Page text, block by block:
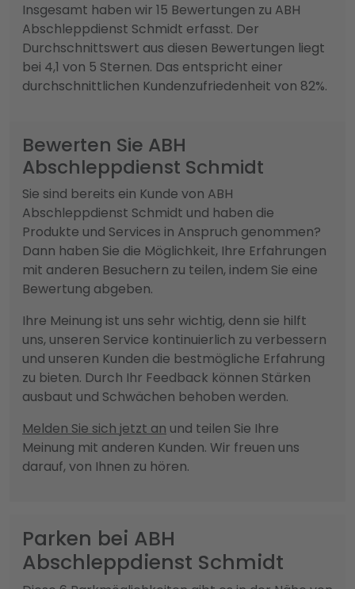
Insgesamt haben wir 15 Bewertungen zu ABH
Abschleppdienst Schmidt erfasst. Der
Durchschnittswert aus diesen Bewertungen liegt
bei 4,1 von 5 Sternen. Das entspricht einer
durchschnittlichen Kundenzufriedenheit von 82%.
Bewerten Sie ABH
Abschleppdienst Schmidt
Sie sind bereits ein Kunde von ABH
Abschleppdienst Schmidt und haben die
Produkte und Services in Anspruch genommen?
Dann haben Sie die Möglichkeit, Ihre Erfahrungen
mit anderen Besuchern zu teilen, indem Sie eine
Bewertung abgeben.
Ihre Meinung ist uns sehr wichtig, denn sie hilft
uns, unseren Service kontinuierlich zu verbessern
und unseren Kunden die bestmögliche Erfahrung
zu bieten. Durch Ihr Feedback können Stärken
ausbaut und Schwächen behoben werden.
Melden Sie sich jetzt an und teilen Sie Ihre
Meinung mit anderen Kunden. Wir freuen uns
darauf, von Ihnen zu hören.
Parken bei ABH
Abschleppdienst Schmidt